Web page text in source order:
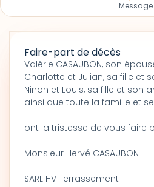
Message
Faire-part de décès
Valérie CASAUBON, son
Charlotte et Julian, sa fille et
Ninon et Louis, sa fille et son
ainsi que toute la famille et
ont la tristesse de vous faire
Monsieur Hervé CASAUBON
SARL HV Terrassement